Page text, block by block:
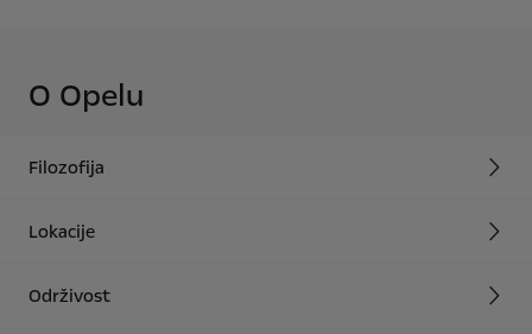
O Opelu
Filozofija
Lokacije
Održivost